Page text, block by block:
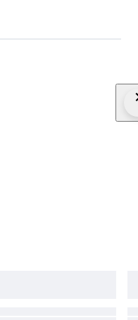
Pile: wool Waft: cotton